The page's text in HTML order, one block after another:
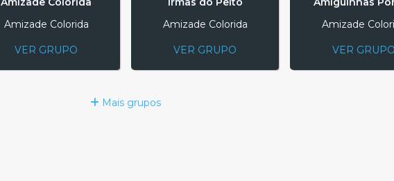
Amizade Colorida
VER GRUPO
Amizade Colorida
VER GRUPO
Amizade
VER
Mais grupos